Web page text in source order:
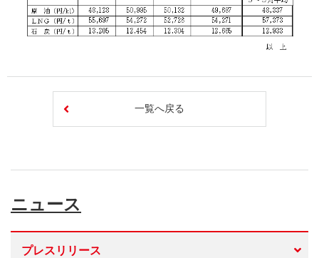
一覧へ戻る
ニュース
プレスリリース